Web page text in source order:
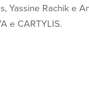
Yassine Rachik e
e CARTYLIS.